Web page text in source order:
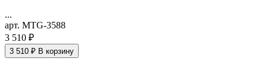
...
арт. MTG-3588
3 510 ₽
3 510 ₽ В корзину